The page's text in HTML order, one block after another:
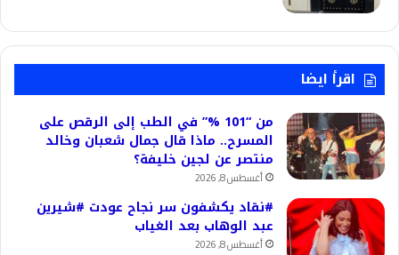
اقرأ ايضا
من “101 %” في الطب إلى الرقص على
المسرح.. ماذا قال جمال شعبان وخالد
منتصر عن لجين خليفة؟
أغسطس 8, 2026
#نقاد يكشفون سر نجاح عودت #شيرين
عبد الوهاب بعد الغياب
أغسطس 8, 2026